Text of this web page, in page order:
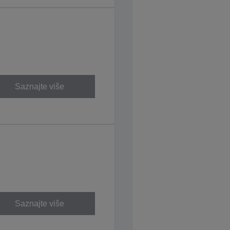
Saznajte više
Saznajte više